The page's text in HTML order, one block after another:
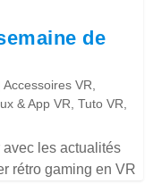
de
Accessoires VR
& App VR ,Tuto VR
les actualités
rétro gaming en VR